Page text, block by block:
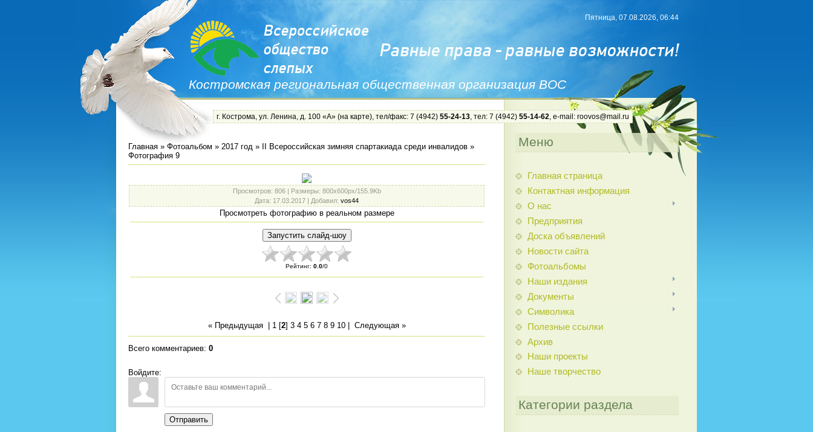
Костромская региональная общественная организация ВОС
Пятница, 07.08.2026, 06:44
г. Кострома, ул. Ленина, д. 100 «А» (на карте), тел/факс: 7 (4942) 55-24-13, тел: 7 (4942) 55-14-62, e-mail: roovos@mail.ru
Главная » Фотоальбом » 2017 год » II Всероссийская зимняя спартакиада среди инвалидов »
Фотография 9
Просмотров: 806 | Размеры: 800x600px/155.9Kb
Дата: 17.03.2017 | Добавил: vos44
Просмотреть фотографию в реальном размере
Рейтинг: 0.0/0
« Предыдущая| 1[2] 3 4 5 6 7 8 9 10| Следующая »
Всего комментариев: 0
Войдите:
Отправить
Меню
Главная страница
Контактная информация
О нас
Предприятия
Доска объявлений
Новости сайта
Фотоальбомы
Наши издания
Документы
Символика
Полезные ссылки
Архив
Наши проекты
Наше творчество
Категории раздела